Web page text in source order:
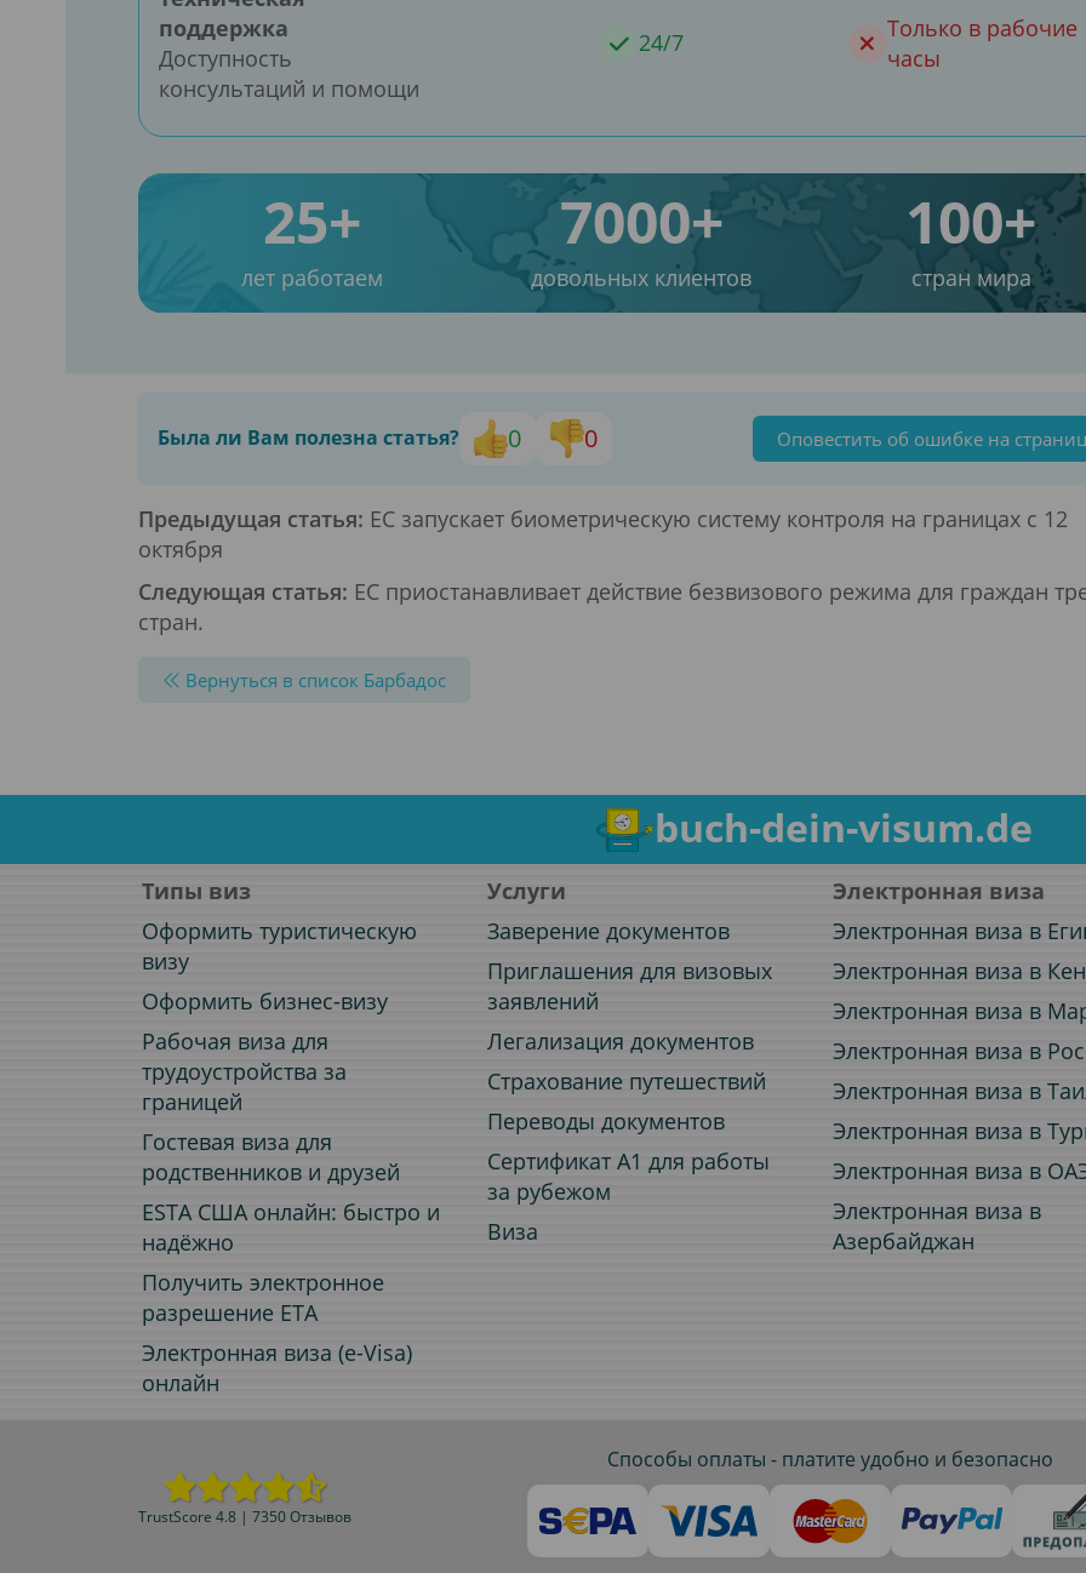
поддержка
Доступность
консультаций и помощи
24/7
Только в рабочие
часы
25+
лет работаем
7000+
довольных клиентов
100+
стран мира
Была ли Вам полезна статья? 0 0 Оповестить об ошибке на
Предыдущая статья: ЕС запускает биометрическую систему контроля на границах с 12
октября
Следующая статья: ЕС приостанавливает действие безвизового режима для граждан
стран.
Вернуться в список Барбадос
buch-dein-visum.de
Типы виз
Оформить туристическую
визу
Оформить бизнес-визу
Рабочая виза для
трудоустройства за
границей
Гостевая виза для
родственников и друзей
ESTA США онлайн: быстро и
надёжно
Получить электронное
разрешение ETA
Электронная виза (e-Visa)
онлайн
Услуги
Заверение документов
Приглашения для визовых
заявлений
Легализация документов
Страхование путешествий
Переводы документов
Сертификат A1 для работы
за рубежом
Виза
Электронная виза
Электронная виза в
Электронная виза в
Электронная виза в
Электронная виза в
Электронная виза в
Электронная виза в
Электронная виза в
Электронная виза в
Азербайджан
TrustScore 4.8 | 7350 Отзывов
Способы оплаты - платите удобно и безопасно